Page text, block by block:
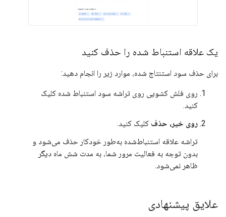
یک علاقه استنباط شده را حذف کنید
برای حذف سود استنتاج شده، موارد زیر را انجام دهید:
روی فلش کشویی روی تراشه سود استنباط شده کلیک
کنید.
روی خیر، حذف کلیک کنید.
تراشه علاقه استنباط‌شده به‌طور خودکار حذف می‌شود و
بدون توجه به فعالیت مرور شما، به مدت شش ماه دیگر
ظاهر نمی‌شود.
علایق پیشنهادی